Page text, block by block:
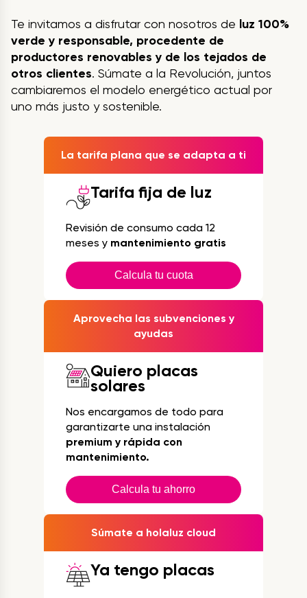
Te invitamos a disfrutar con nosotros de luz 100%
verde y responsable, procedente de
productores renovables y de los tejados de
otros clientes. Súmate a la Revolución, juntos
cambiaremos el modelo energético actual por
uno más justo y sostenible.
La tarifa plana que se adapta a ti
Tarifa fija de luz
Revisión de consumo cada 12
meses y mantenimiento gratis
Calcula tu cuota
Aprovecha las subvenciones y
ayudas
Quiero placas
solares
Nos encargamos de todo para
garantizarte una instalación
premium y rápida con
mantenimiento.
Calcula tu ahorro
Súmate a holaluz cloud
Ya tengo placas